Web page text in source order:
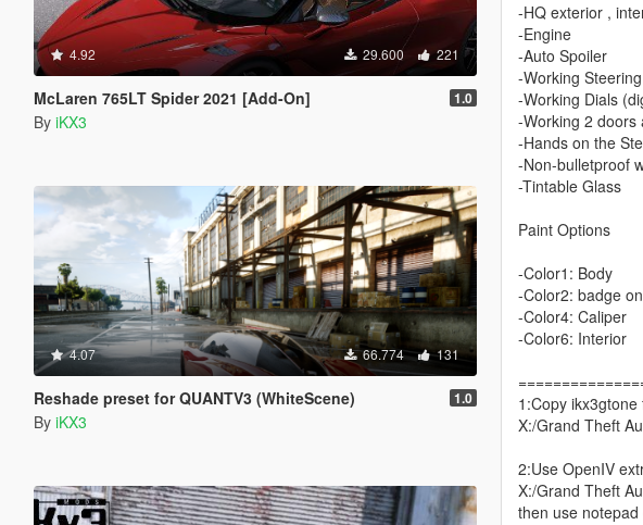
4.92 29.600 221
McLaren 765LT Spider 2021 [Add-On] 1.0
By iKX3
4.07 66.774 131
Reshade preset for QUANTV3 (WhiteScene) 1.0
By iKX3
-HQ exterior ,
-Engine
-Auto Spoiler
-Working
-Working Dials
-Working 2 doors
-Hands on the
-Non-bulletproof
-Tintable Glass
Paint Options
-Color1: Body
-Color2: badge
-Color4: Caliper
-Color6: Interior
1:Copy ikx3gtone
X:/Grand Theft
2:Use OpenIV
X:/Grand Theft
then use